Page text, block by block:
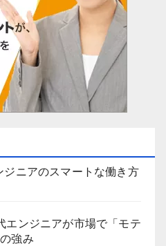
ニアのスマートな働き方
エンジニアが市場で「モテ
強み